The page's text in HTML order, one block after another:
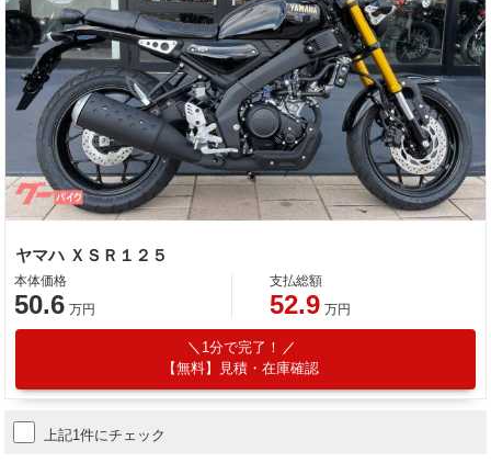
ヤマハ ＸＳＲ１２５
本体価格
50.6 万円
支払総額
52.9 万円
1分で完了！
【無料】見積・在庫確認
上記1件にチェック